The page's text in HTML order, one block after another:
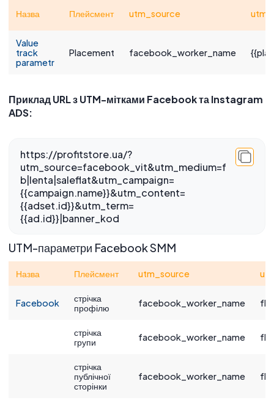
Назва Плейсмент utm_source
Value
track
parametr
Placement facebook_worker_name
Приклад URL з UTM-мітками Facebook та Instagram
ADS:
https://profitstore.ua/?
utm_source=facebook_vit&utm_medium=f
b|lenta|saleflat&utm_campaign=
{{campaign.name}}&utm_content=
{{adset.id}}&utm_term=
{{ad.id}}|banner_kod
UTM-параметри Facebook SMM
Назва Плейсмент utm_source
Facebook
стрічка
профілю
facebook_worker_name
стрічка
групи
facebook_worker_name
стрічка
публічної
сторінки
facebook_worker_name